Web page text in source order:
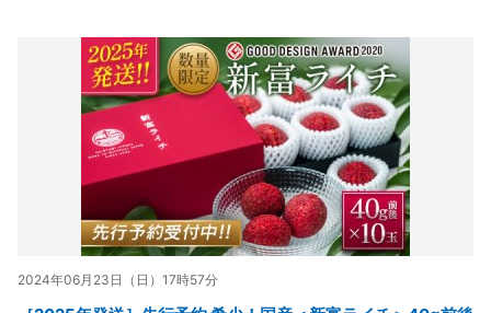
2024年06月23日（日）17時57分